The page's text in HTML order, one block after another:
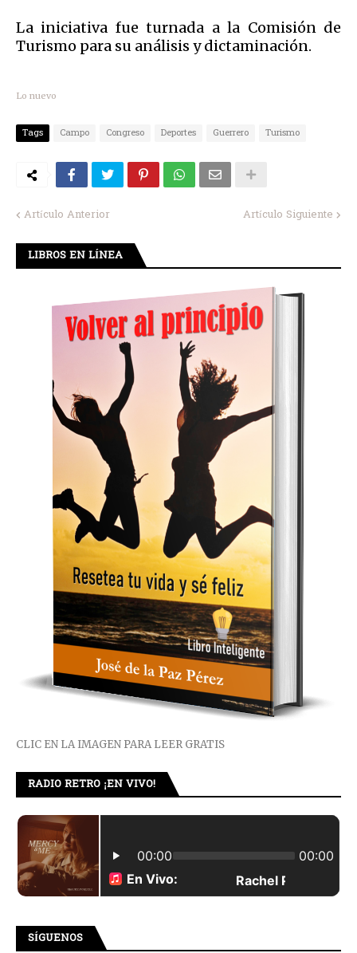
La iniciativa fue turnada a la Comisión de
Turismo para su análisis y dictaminación.
Lo nuevo
Tags Campo Congreso Deportes Guerrero Turismo
Artículo Anterior Artículo Siguiente
LIBROS EN LÍNEA
CLIC EN LA IMAGEN PARA LEER GRATIS
RADIO RETRO ¡EN VIVO!
SÍGUENOS